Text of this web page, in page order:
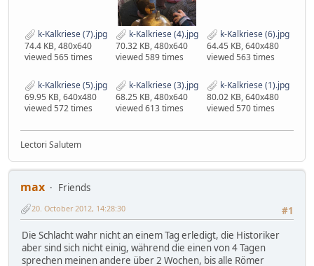
k-Kalkriese (7).jpg
74.4 KB, 480x640
viewed 565 times
k-Kalkriese (4).jpg
70.32 KB, 480x640
viewed 589 times
k-Kalkriese (6).jpg
64.45 KB, 640x480
viewed 563 times
k-Kalkriese (5).jpg
69.95 KB, 640x480
viewed 572 times
k-Kalkriese (3).jpg
68.25 KB, 480x640
viewed 613 times
k-Kalkriese (1).jpg
80.02 KB, 640x480
viewed 570 times
Lectori Salutem
max
Friends
#1
20. October 2012, 14:28:30
Die Schlacht wahr nicht an einem Tag erledigt, die Historiker
aber sind sich nicht einig, während die einen von 4 Tagen
sprechen meinen andere über 2 Wochen, bis alle Römer